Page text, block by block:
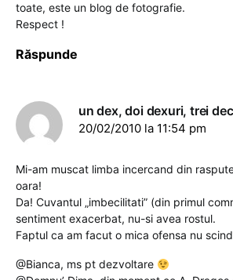
toate, este un blog de fotografie.
Respect !
Răspunde
un dex, doi dexuri, trei
20/02/2010 la 11:54 pm
Mi-am muscat limba incercand din
oara!
Da! Cuvantul „imbecilitati” (din primul
sentiment exacerbat, nu-si avea rostul.
Faptul ca am facut o mica ofensa nu
@Bianca, ms pt dezvoltare